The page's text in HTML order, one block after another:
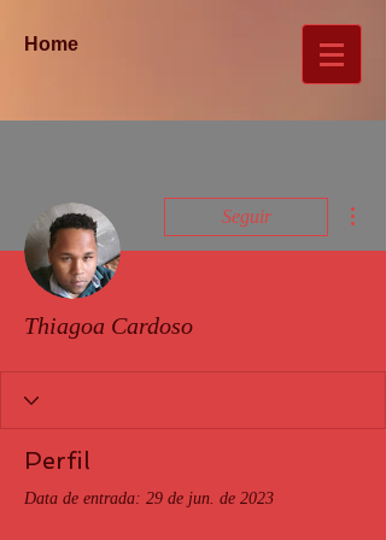
Home
Seguir
Thiagoa Cardoso
Perfil
Data de entrada: 29 de jun. de 2023